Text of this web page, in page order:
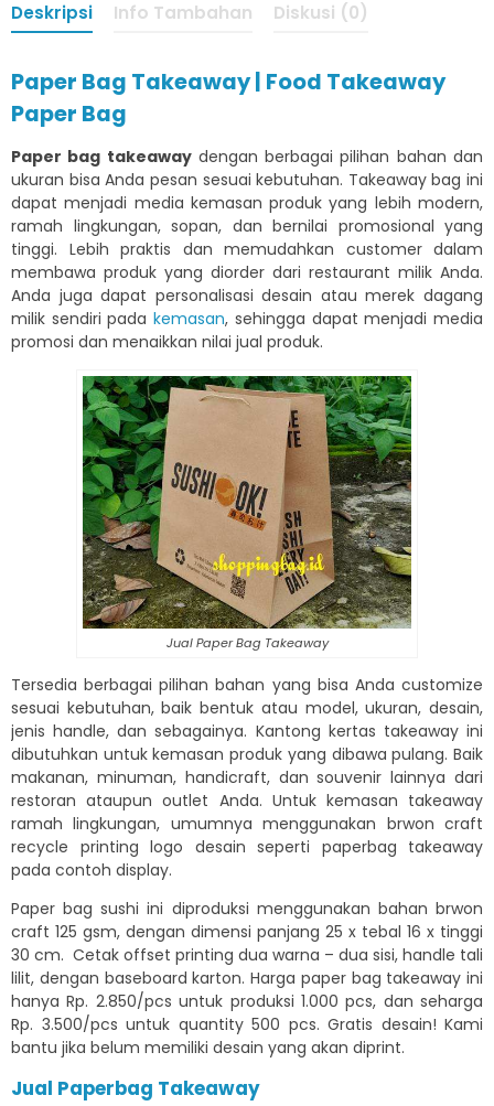
Deskripsi Info Tambahan Diskusi (0)
Paper Bag Takeaway | Food Takeaway
Paper Bag
Paper bag takeawaydengan berbagai pilihan bahan dan
ukuran bisa Anda pesan sesuai kebutuhan. Takeaway bag ini
dapat menjadi media kemasan produk yang lebih modern,
ramah lingkungan, sopan, dan bernilai promosional yang
tinggi. Lebih praktis dan memudahkan customer dalam
membawa produk yang diorder dari restaurant milik Anda.
Anda juga dapat personalisasi desain atau merek dagang
milik sendiri padakemasan, sehingga dapat menjadi media
promosi dan menaikkan nilai jual produk.
Jual Paper Bag Takeaway
Tersedia berbagai pilihan bahan yang bisa Anda customize
sesuai kebutuhan, baik bentuk atau model, ukuran, desain,
jenis handle, dan sebagainya. Kantong kertas takeaway ini
dibutuhkan untuk kemasan produk yang dibawa pulang. Baik
makanan, minuman, handicraft, dan souvenir lainnya dari
restoran ataupun outlet Anda. Untuk kemasan takeaway
ramah lingkungan, umumnya menggunakan brwon craft
recycle printing logo desain seperti paperbag takeaway
pada contoh display.
Paper bag sushi ini diproduksi menggunakan bahan brwon
craft 125 gsm, dengan dimensi panjang 25 x tebal 16 x tinggi
30 cm. Cetak offset printing dua warna – dua sisi, handle tali
lilit, dengan baseboard karton. Harga paper bag takeaway ini
hanya Rp. 2.850/pcs untuk produksi 1.000 pcs, dan seharga
Rp. 3.500/pcs untuk quantity 500 pcs. Gratis desain! Kami
bantu jika belum memiliki desain yang akan diprint.
Jual Paperbag Takeaway